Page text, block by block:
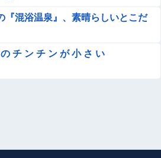
『混浴温泉』、素晴らしいとこだ
の チ ン チ ン が 小 さ い